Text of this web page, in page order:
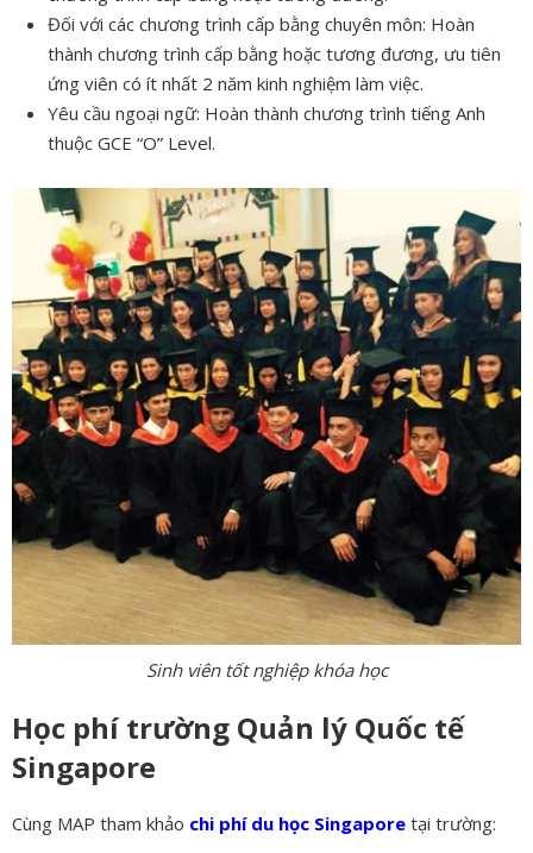
Đối với các chương trình cấp bằng chuyên môn: Hoàn
thành chương trình cấp bằng hoặc tương đương, ưu tiên
ứng viên có ít nhất 2 năm kinh nghiệm làm việc.
Yêu cầu ngoại ngữ: Hoàn thành chương trình tiếng Anh
thuộc GCE “O” Level.
Sinh viên tốt nghiệp khóa học
Học phí trường Quản lý Quốc tế
Singapore
Cùng MAP tham khảo chi phí du học Singapore tại trường: